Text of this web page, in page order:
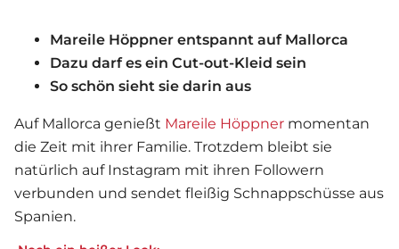
Mareile Höppner entspannt auf Mallorca
Dazu darf es ein Cut-out-Kleid sein
So schön sieht sie darin aus
Auf Mallorca genießt Mareile Höppner momentan
die Zeit mit ihrer Familie. Trotzdem bleibt sie
natürlich auf Instagram mit ihren Followern
verbunden und sendet fleißig Schnappschüsse aus
Spanien.